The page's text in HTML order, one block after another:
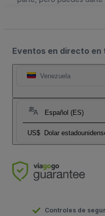
Eventos en directo en
Venezuela
Español (ES)
US$ Dolar
Controles de